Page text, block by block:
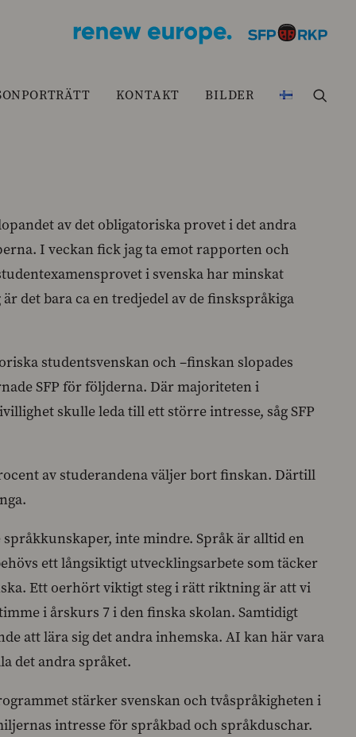
KONTAKT BILDER
av det obligatoriska provet i det andra
I veckan fick jag ta emot rapporten och
i svenska har minskat
det bara ca en tredjedel av de finskspråkiga
studentsvenskan och –finskan slopades
SFP för följderna. Där majoriteten i
skulle leda till ett större intresse, såg SFP
av studerandena väljer bort finskan. Därtill
inte mindre. Språk är alltid en
ett långsiktigt utvecklingsarbete som täcker
Ett oerhört viktigt steg i rätt riktning är att vi
i årskurs 7 i den finska skolan. Samtidigt
att lära sig det andra inhemska. AI kan här vara
det andra språket.
stärker svenskan och tvåspråkigheten i
intresse för språkbad och språkduschar.